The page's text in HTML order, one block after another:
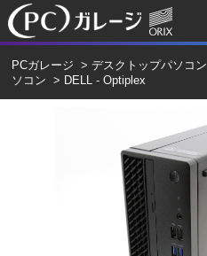
PCガレージ >デスクトップパソコン
ソコン > DELL - Optiplex